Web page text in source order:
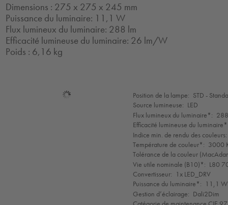
Dimensions : 275 x 275 x 245 mm
Puissance du luminaire: 11,1 W
Flux lumineux du luminaire: 288 lm
Efficacité lumineuse du luminaire: 26 lm/W
Poids : 6,16 kg
Sélection
de
mode
Position de la lampe: STD -
Source lumineuse: LED
Flux lumineux du luminaire*:
Efficacité lumineuse du
Indice min. de rendu des couleurs:
Température de couleur*: 3000
Tolérance de la couleur
Vie utile nominale (B10)*: L80
Convertisseur: 1x LED_DRV
Puissance du luminaire*: 11,1 W
Gestion d’éclairage: Dali2Dim